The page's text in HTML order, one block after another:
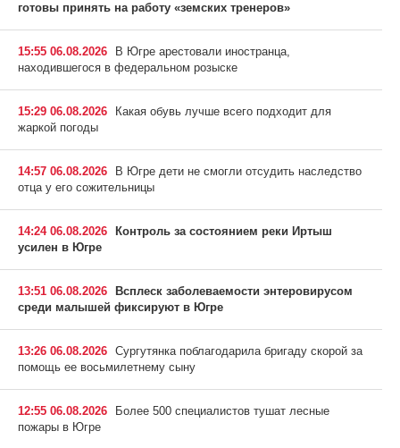
готовы принять на работу «земских тренеров»
15:55 06.08.2026
В Югре арестовали иностранца,
находившегося в федеральном розыске
15:29 06.08.2026
Какая обувь лучше всего подходит для
жаркой погоды
14:57 06.08.2026
В Югре дети не смогли отсудить наследство
отца у его сожительницы
14:24 06.08.2026 Контроль за состоянием реки Иртыш
усилен в Югре
13:51 06.08.2026 Всплеск заболеваемости энтеровирусом
среди малышей фиксируют в Югре
13:26 06.08.2026 Сургутянка поблагодарила бригаду скорой за
помощь ее восьмилетнему сыну
12:55 06.08.2026
Более 500 специалистов тушат лесные
пожары в Югре